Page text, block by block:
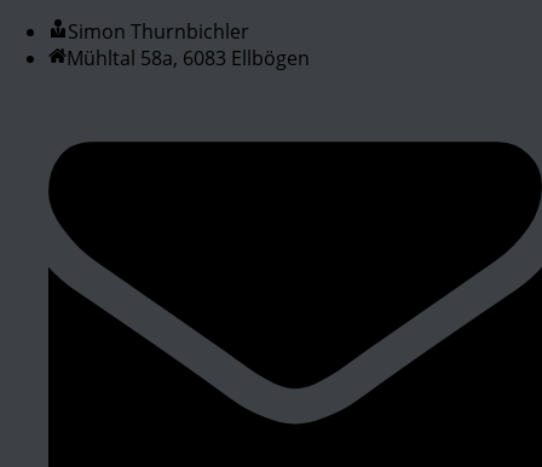
Simon Thurnbichler
Mühltal 58a, 6083 Ellbögen